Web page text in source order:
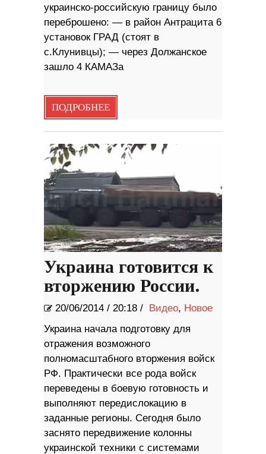
украинско-российскую границу было
переброшено: — в район Антрацита 6
установок ГРАД (стоят в
с.Клунивцы); — через Должанское
зашло 4 КАМАЗа
ПОДРОБНЕЕ
Украина готовится к
вторжению России.
20/06/2014 / 20:18 / Видео, Новое
Украина начала подготовку для
отражения возможного
полномасштабного вторжения войск
РФ. Практически все рода войск
переведены в боевую готовность и
выполняют передислокацию в
заданные регионы. Сегодня было
заснято передвижение колонны
украинской техники с системами